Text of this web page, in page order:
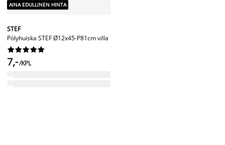
AINA EDULLINEN HINTA
STEF
Pölyhuiska STEF Ø12x45-P81cm villa






7,-/KPL